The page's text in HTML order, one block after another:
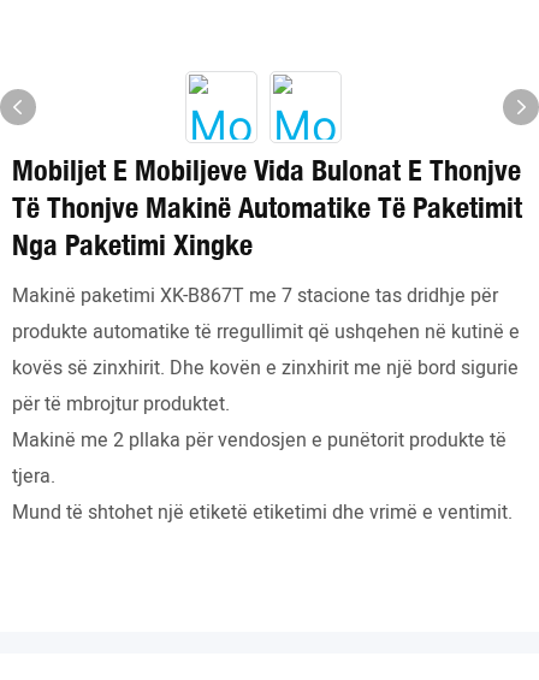
Mobiljet E Mobiljeve Vida Bulonat E Thonjve
Të Thonjve Makinë Automatike Të Paketimit
Nga Paketimi Xingke
Makinë paketimi XK-B867T me 7 stacione tas dridhje për
produkte automatike të rregullimit që ushqehen në kutinë e
kovës së zinxhirit. Dhe kovën e zinxhirit me një bord sigurie
për të mbrojtur produktet.
Makinë me 2 pllaka për vendosjen e punëtorit produkte të
tjera.
Mund të shtohet një etiketë etiketimi dhe vrimë e ventimit.